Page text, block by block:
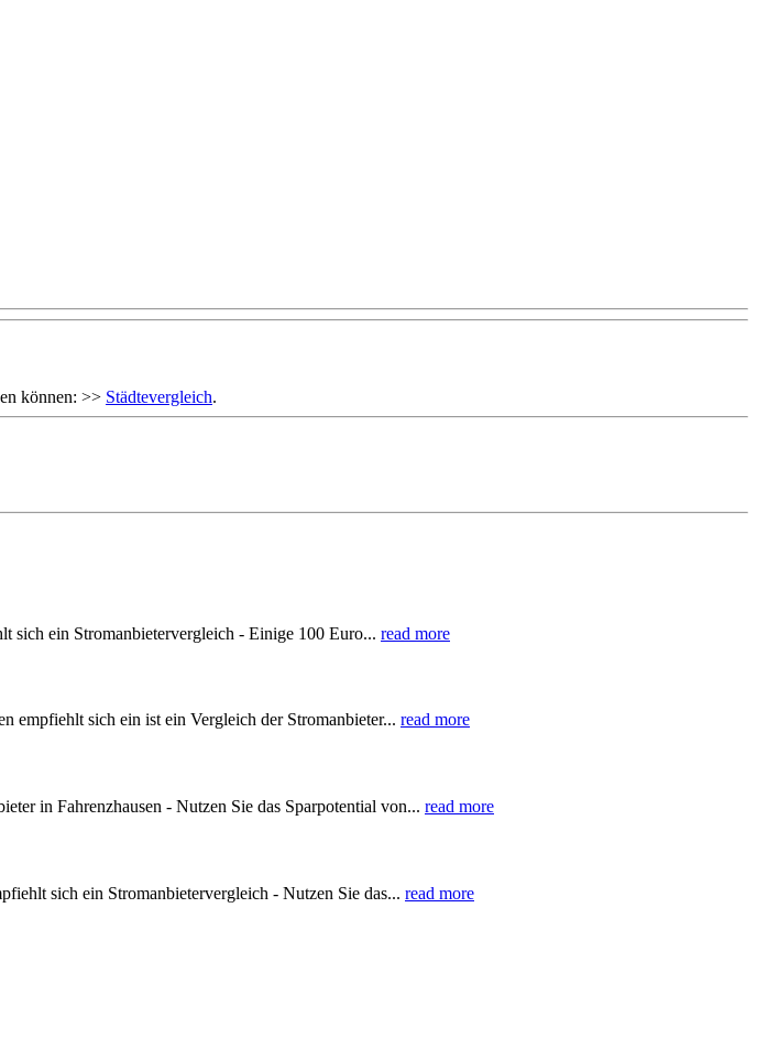
können: >> Städtevergleich.
sich ein Stromanbietervergleich - Einige 100 Euro... read more
empfiehlt sich ein ist ein Vergleich der Stromanbieter... read more
in Fahrenzhausen - Nutzen Sie das Sparpotential von... read more
sich ein Stromanbietervergleich - Nutzen Sie das... read more